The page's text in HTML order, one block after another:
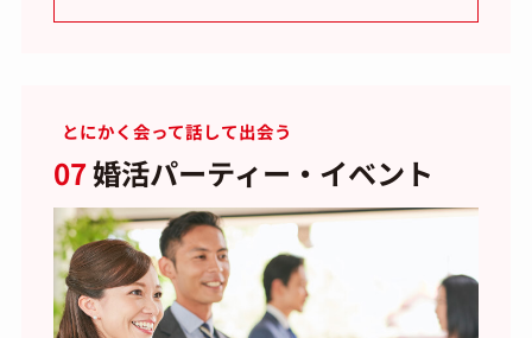
とにかく会って話して出会う
07婚活パーティー・イベント